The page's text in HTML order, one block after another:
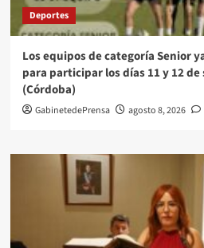
Deportes
Los equipos de categoría Senior
para participar los días 11 y 12
(Córdoba)
GabinetedePrensa agosto 8, 2026